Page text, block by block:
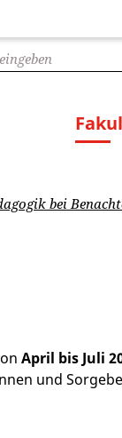
bei
April bis Juli
und